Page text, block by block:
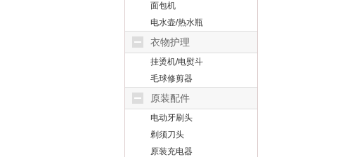
面包机
电水壶/热水瓶
衣物护理
挂烫机/电熨斗
毛球修剪器
原装配件
电动牙刷头
剃须刀头
原装充电器